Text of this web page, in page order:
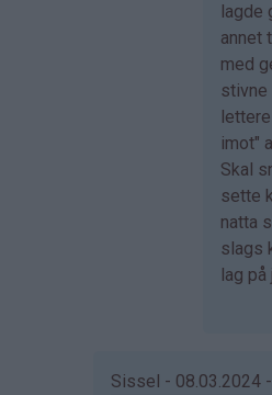
lagde
annet
med
imot"
Skal
sette
natta
slags
lag
Sissel - 08.03.2024